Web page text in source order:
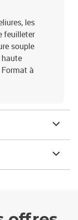
les
feuilleter
souple
à